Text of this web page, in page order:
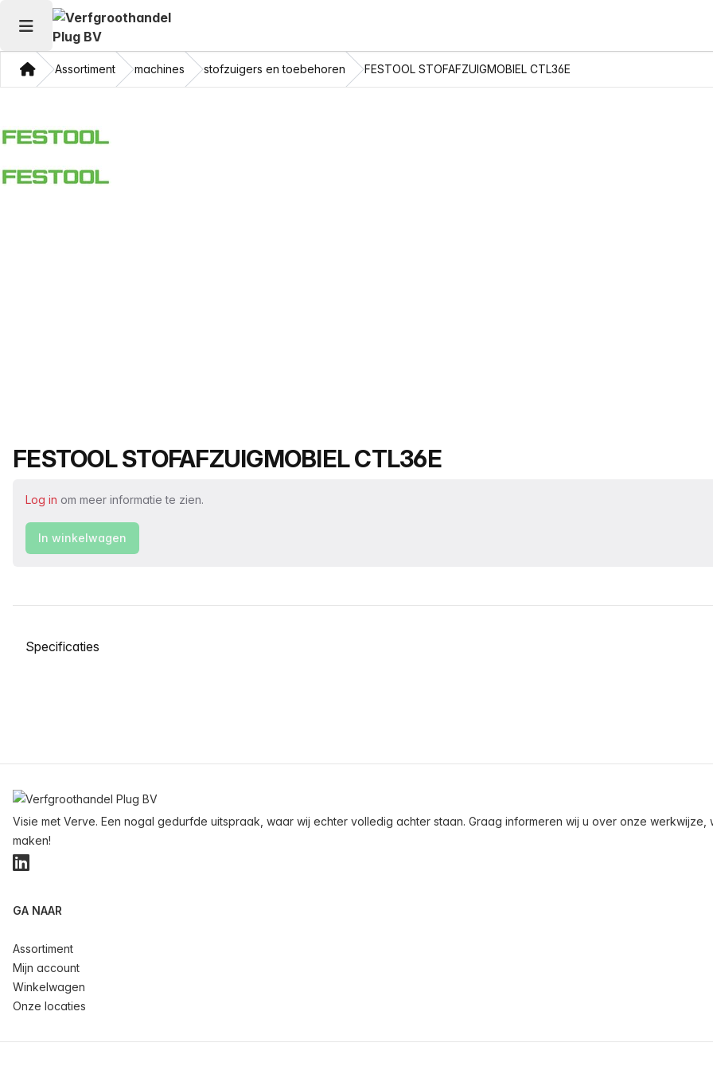
Hoofdmenu openen
ThuisAssortiment machines stofzuigers en toebehoren FESTOOL STOFAFZUIGMOBIEL CTL36E
Productnaam
FESTOOL STOFAFZUIGMOBIEL CTL36E
Log in om meer informatie te zien.
In winkelwagen
Selecteer een tabblad
Visie met Verve. Een nogal gedurfde uitspraak, waar wij echter volledig achter staan. Graag informeren wij u over onze
maken!
LinkedIn
GA NAAR
Assortiment
Mijn account
Winkelwagen
Onze locaties